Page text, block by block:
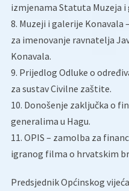
izmjenama Statuta Muzeja i
8. Muzeji i galerije Konavala
za imenovanje ravnatelja
Konavala.
9. Prijedlog Odluke o
za sustav Civilne zaštite.
10. Donošenje zaključka o
generalima u Hagu.
11. OPIS – zamolba za
igranog filma o hrvatskim
Predsjednik Općinskog vijeća